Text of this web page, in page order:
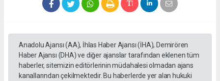
Anadolu Ajansı (AA), İhlas Haber Ajansı (İHA), Demirören
Haber Ajansı (DHA) ve diğer ajanslar tarafından eklenen tüm
haberler, sitemizin editörlerinin müdahalesi olmadan ajans
kanallarından çekilmektedir. Bu haberlerde yer alan hukuki